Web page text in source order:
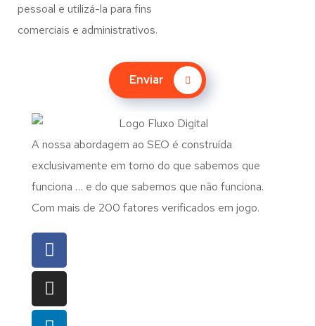
pessoal e utilizá-la para fins
comerciais e administrativos.
Enviar
A nossa abordagem ao SEO é construída
exclusivamente em torno do que sabemos que
funciona … e do que sabemos que não funciona.
Com mais de 200 fatores verificados em jogo.